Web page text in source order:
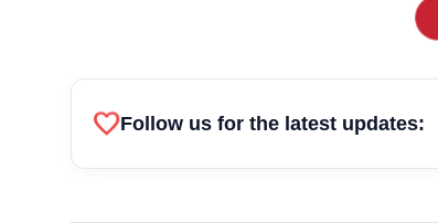
favoriteFollow us for the latest updates: